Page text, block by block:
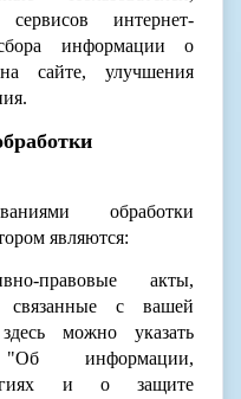
интернет-
информации о
сайте, улучшения
обработки
являются:
правовые акты,
связанные с вашей
можно указать
информации,
и о защите